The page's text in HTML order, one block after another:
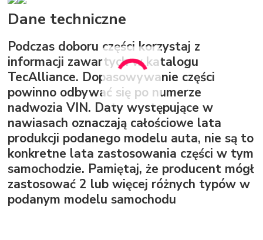
Dane techniczne
Podczas doboru części korzystaj z
informacji zawartych w katalogu
TecAlliance. Dopasowywanie części
powinno odbywać się po numerze
nadwozia VIN. Daty występujące w
nawiasach oznaczają całościowe lata
produkcji podanego modelu auta, nie są to
konkretne lata zastosowania części w tym
samochodzie. Pamiętaj, że producent mógł
zastosować 2 lub więcej różnych typów w
podanym modelu samochodu